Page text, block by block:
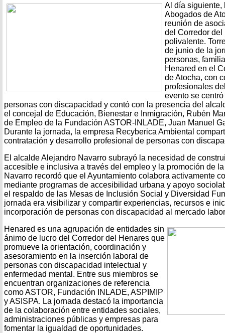
Al día siguiente,
Abogados de
reunión de
del Corredor
polivalente.
de junio de la
personas,
Henared en el
de Atocha, con
profesionales
evento se
personas con discapacidad y contó con la presencia del
el concejal de Educación, Bienestar e Inmigración, Rubén
de Empleo de la Fundación ASTOR-INLADE, Juan Manuel
Durante la jornada, la empresa Recyberica Ambiental
contratación y desarrollo profesional de personas con
El alcalde Alejandro Navarro subrayó la necesidad de
accesible e inclusiva a través del empleo y la promoción de
Navarro recordó que el Ayuntamiento colabora activamente
mediante programas de accesibilidad urbana y apoyo
el respaldo de las Mesas de Inclusión Social y Diversidad
jornada era visibilizar y compartir experiencias, recursos e
incorporación de personas con discapacidad al mercado
Henared es una agrupación de entidades sin
ánimo de lucro del Corredor del Henares que
promueve la orientación, coordinación y
asesoramiento en la inserción laboral de
personas con discapacidad intelectual y
enfermedad mental. Entre sus miembros se
encuentran organizaciones de referencia
como ASTOR, Fundación INLADE, ASPIMIP
y ASISPA. La jornada destacó la importancia
de la colaboración entre entidades sociales,
administraciones públicas y empresas para
fomentar la igualdad de oportunidades.